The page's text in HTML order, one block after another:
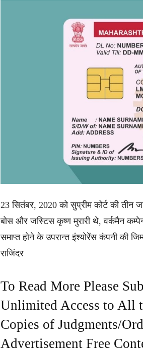
23 सितंबर, 2020 को सुप्रीम कोर्ट की
बोस और जस्टिस कृष्ण मुरारी थे, वर्कमैन
समाप्त होने के उपरान्त इंश्योरेंस कंपनी की
राजिंदर
To Read More Please
Unlimited Access to All
Copies of Judgments/
Advertisement Free